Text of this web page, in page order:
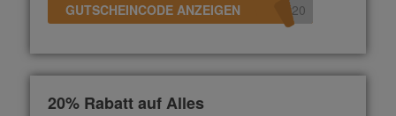
GUTSCHEINCODE ANZEIGEN e20
20% Rabatt auf Alles